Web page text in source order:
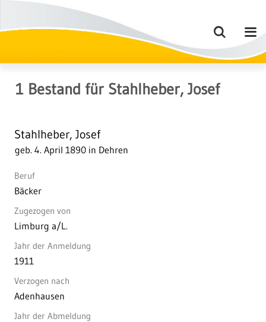
1 Bestand für Stahlheber, Josef
Stahlheber, Josef
geb. 4. April 1890 in Dehren
Beruf
Bäcker
Zugezogen von
Limburg a/L.
Jahr der Anmeldung
1911
Verzogen nach
Adenhausen
Jahr der Abmeldung